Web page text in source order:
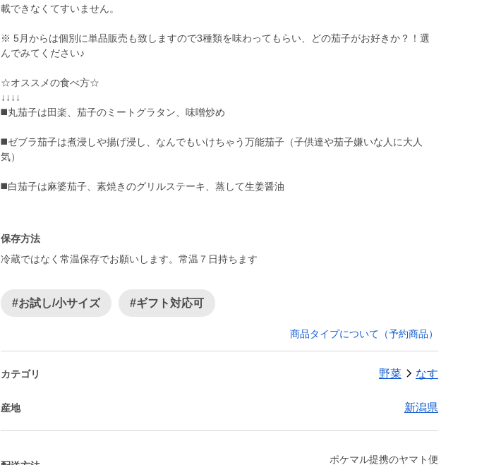
載できなくてすいません。
※ 5月からは個別に単品販売も致しますので3種類を味わってもらい、どの茄子がお好きか？！選
んでみてください♪
☆オススメの食べ方☆
↓↓↓↓
◼️丸茄子は田楽、茄子のミートグラタン、味噌炒め
◼️ゼブラ茄子は煮浸しや揚げ浸し、なんでもいけちゃう万能茄子（子供達や茄子嫌いな人に大人
気）
◼️白茄子は麻婆茄子、素焼きのグリルステーキ、蒸して生姜醤油
保存方法
冷蔵ではなく常温保存でお願いします。常温７日持ちます
#お試し/小サイズ #ギフト対応可
商品タイプについて（予約商品）
カテゴリ 野菜 なす
産地 新潟県
ポケマル提携のヤマト便